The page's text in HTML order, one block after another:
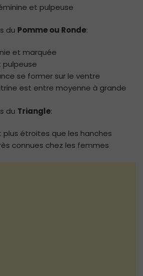
et pulpeuse
du Pomme ou Ronde:
et marquée
pulpeuse
se former sur le ventre
est entre moyenne à grande
du Triangle:
plus étroites que les hanches
connues chez les femmes